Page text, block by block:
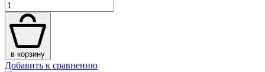
в корзину
Добавить к сравнению